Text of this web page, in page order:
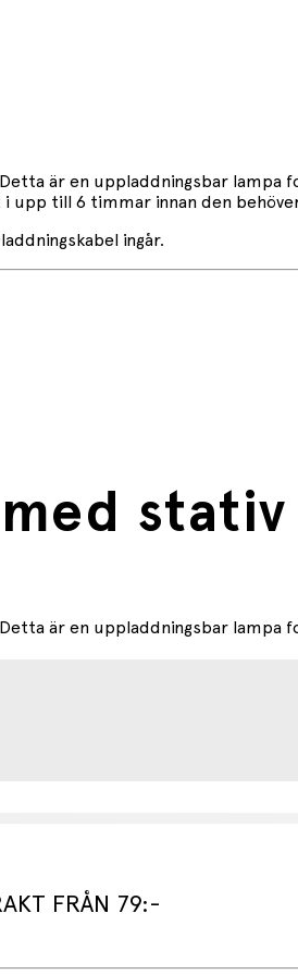
är en uppladdningsbar
upp till 6 timmar innan den
ingår.
stativ
är en uppladdningsbar lampa
FRÅN 79:-